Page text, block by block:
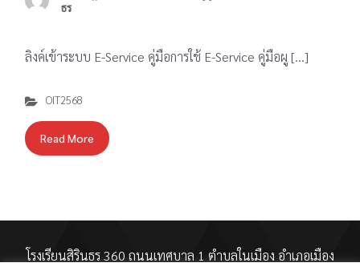
ธร
ลิงค์เข้าระบบ E-Service คู่มือการใช้ E-Service คู่มือผู […]
OIT2568
Read More
โรงเรียนสิรินธร 360 ถนนเทศบาล 1 ตำบลในเมือง อำเภอเมือง